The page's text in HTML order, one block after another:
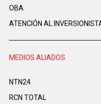
OBA
ATENCIÓN AL
MEDIOS ALIADOS
NTN24
RCN TOTAL